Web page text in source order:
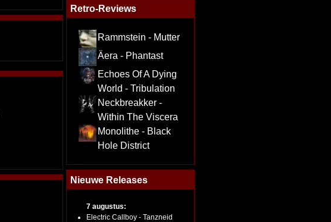
Retro-Reviews
Rammstein - Mutter
Äera - Phantast
Echoes Of A Dying
World - Tribulation
Neckbreakker -
Within The Viscera
Monolithe - Black
Hole District
Nieuwe Releases
7 augustus:
Electric Callboy - Tanzneid